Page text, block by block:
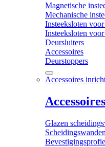
Magnetische
Mechanische
Insteeksloten
Insteeksloten
Deursluiters
Accessoires
Deurstoppers
Accessoires
Glazen